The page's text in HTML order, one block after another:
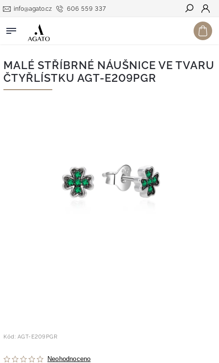
606 559 337
info@agato.cz
Hledat
MALÉ STŘÍBRNÉ NÁUŠNICE VE TVARU
ČTYŘLÍSTKU AGT-E209PGR
Kód: AGT-E209PGR
Neohodnoceno